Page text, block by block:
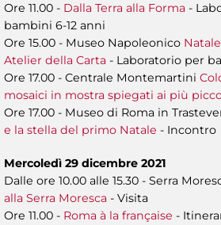
Ore 11.00 - Dalla Terra alla Forma -
bambini 6-12 anni
Ore 15.00 - Museo Napoleonico
Atelier della Carta - Laboratorio per
Ore 17.00 - Centrale Montemartini
mosaici in mostra spiegati ai più
Ore 17.00 - Museo di Roma in
e la stella del primo Natale - Incontro
Mercoledì 29 dicembre 2021
Dalle ore 10.00 alle 15.30 - Serra
alla Serra Moresca - Visita
Ore 11.00 - Roma à la française -